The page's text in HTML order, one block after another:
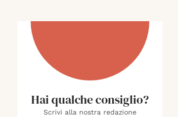
Hai qualche consiglio?
Scrivi alla nostra redazione